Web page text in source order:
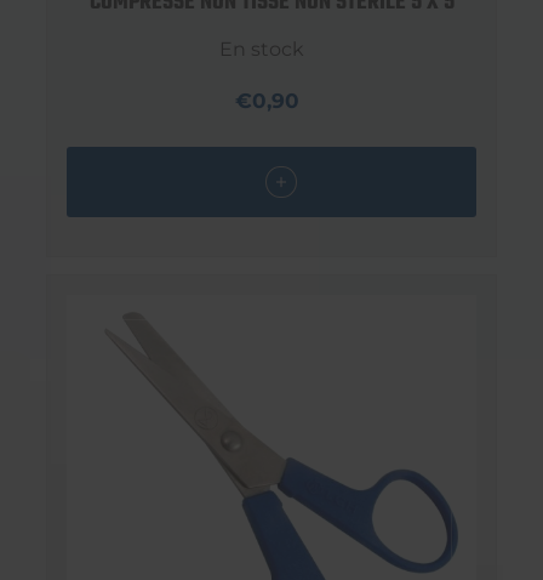
En stock
€0,90